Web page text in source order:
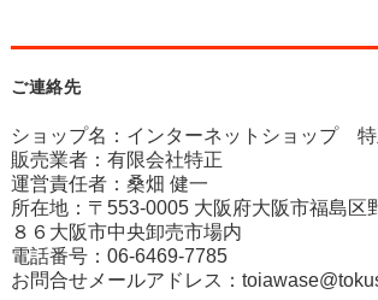
ご連絡先
ショップ名：インターネットショップ
販売業者：有限会社特正
運営責任者：桑畑 健一
所在地：〒553-0005 大阪府大阪市福島区
８６大阪市中央卸売市場内
電話番号：06-6469-7785
お問合せメールアドレス：